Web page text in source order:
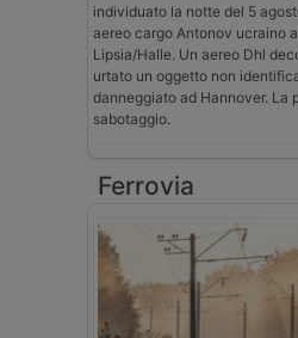
individuato la notte del 5
aereo cargo Antonov ucraino
Lipsia/Halle. Un aereo Dhl
urtato un oggetto non
danneggiato ad Hannover. La
sabotaggio.
Ferrovia